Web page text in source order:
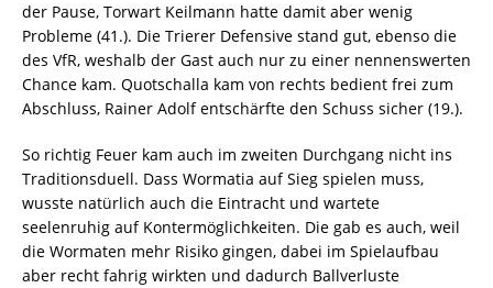
der Pause, Torwart Keilmann hatte damit aber wenig
Probleme (41.). Die Trierer Defensive stand gut, ebenso die
des VfR, weshalb der Gast auch nur zu einer nennenswerten
Chance kam. Quotschalla kam von rechts bedient frei zum
Abschluss, Rainer Adolf entschärfte den Schuss sicher (19.).
So richtig Feuer kam auch im zweiten Durchgang nicht ins
Traditionsduell. Dass Wormatia auf Sieg spielen muss,
wusste natürlich auch die Eintracht und wartete
seelenruhig auf Kontermöglichkeiten. Die gab es auch, weil
die Wormaten mehr Risiko gingen, dabei im Spielaufbau
aber recht fahrig wirkten und dadurch Ballverluste